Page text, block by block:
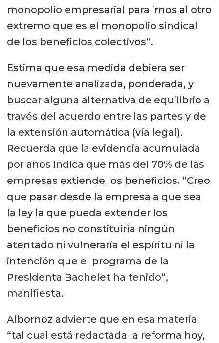
monopolio empresarial para irnos al otro
extremo que es el monopolio sindical
de los beneficios colectivos”.
Estima que esa medida debiera ser
nuevamente analizada, ponderada, y
buscar alguna alternativa de equilibrio a
través del acuerdo entre las partes y de
la extensión automática (vía legal).
Recuerda que la evidencia acumulada
por años indica que más del 70% de las
empresas extiende los beneficios. “Creo
que pasar desde la empresa a que sea
la ley la que pueda extender los
beneficios no constituiría ningún
atentado ni vulneraría el espíritu ni la
intención que el programa de la
Presidenta Bachelet ha tenido”,
manifiesta.
Albornoz advierte que en esa materia
“tal cual está redactada la reforma hoy,